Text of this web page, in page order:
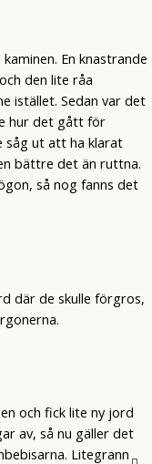
En knastrande
den lite råa
istället. Sedan var det
hur det gått för
såg ut att ha klarat
bättre det än ruttna.
så nog fanns det
där de skulle förgros,
och fick lite ny jord
av, så nu gäller det
Litegrann